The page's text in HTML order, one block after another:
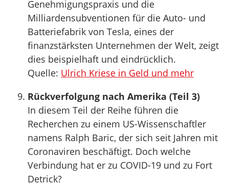
Genehmigungspraxis und die
Milliardensubventionen für die Auto- und
Batteriefabrik von Tesla, eines der
finanzstärksten Unternehmen der Welt, zeigt
dies beispielhaft und eindrücklich.
Quelle: Ulrich Kriese in Geld und mehr
Rückverfolgung nach Amerika (Teil 3)
In diesem Teil der Reihe führen die
Recherchen zu einem US-Wissenschaftler
namens Ralph Baric, der sich seit Jahren mit
Coronaviren beschäftigt. Doch welche
Verbindung hat er zu COVID-19 und zu Fort
Detrick?